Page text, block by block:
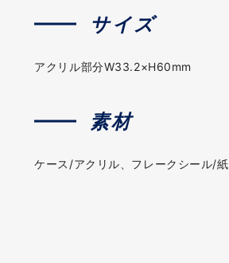
サイズ
アクリル部分W33.2×H60mm
素材
ケース/アクリル、フレークシール/紙